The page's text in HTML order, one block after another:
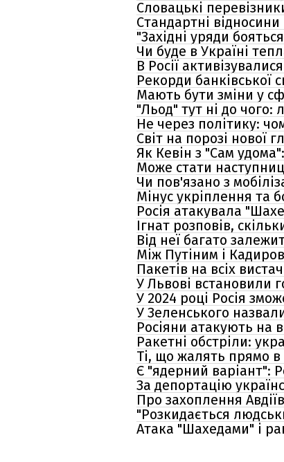
Словацькі
Стандартні
"Західні уряди
Чи буде в Україні
В Росії
Рекорди банківської
Мають бути зміни у
"Льод" тут ні до чого:
Не через політику:
Світ на порозі нової
Як Кевін з "Сам
Може стати
Чи пов'язано з
Мінус укріплення та
Росія атакувала
Ігнат розповів,
Від неї багато
Між Путіним і
Пакетів на всіх
У Львові встановили
У 2024 році Росія
У Зеленського
Росіяни атакують на
Ракетні обстріли:
Ті, що жалять прямо в
Є "ядерний варіант":
За депортацію
Про захоплення
"Розкидається
Атака "Шахедами" і